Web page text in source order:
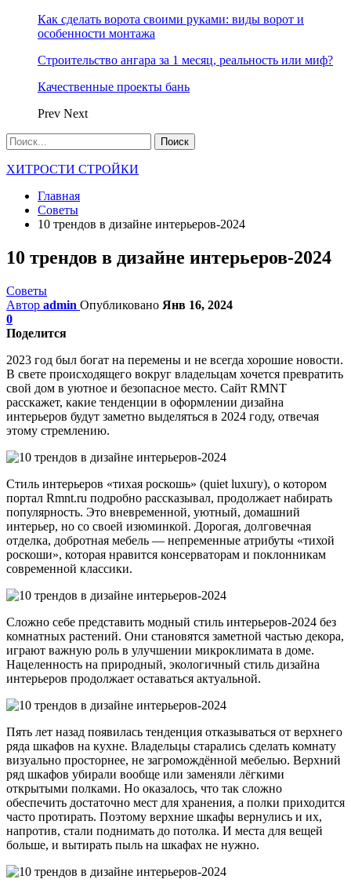
Как сделать ворота своими руками: виды ворот и
особенности монтажа
Строительство ангара за 1 месяц, реальность или миф?
Качественные проекты бань
Prev Next
ХИТРОСТИ СТРОЙКИ
Главная
Советы
10 трендов в дизайне интерьеров-2024
10 трендов в дизайне интерьеров-2024
Советы
Автор admin Опубликовано Янв 16, 2024
0
Поделится
2023 год был богат на перемены и не всегда хорошие новости.
В свете происходящего вокруг владельцам хочется превратить
свой дом в уютное и безопасное место. Сайт RMNT
расскажет, какие тенденции в оформлении дизайна
интерьеров будут заметно выделяться в 2024 году, отвечая
этому стремлению.
Стиль интерьеров «тихая роскошь» (quiet luxury), о котором
портал Rmnt.ru подробно рассказывал, продолжает набирать
популярность. Это вневременной, уютный, домашний
интерьер, но со своей изюминкой. Дорогая, долговечная
отделка, добротная мебель — непременные атрибуты «тихой
роскоши», которая нравится консерваторам и поклонникам
современной классики.
Сложно себе представить модный стиль интерьеров-2024 без
комнатных растений. Они становятся заметной частью декора,
играют важную роль в улучшении микроклимата в доме.
Нацеленность на природный, экологичный стиль дизайна
интерьеров продолжает оставаться актуальной.
Пять лет назад появилась тенденция отказываться от верхнего
ряда шкафов на кухне. Владельцы старались сделать комнату
визуально просторнее, не загромождённой мебелью. Верхний
ряд шкафов убирали вообще или заменяли лёгкими
открытыми полками. Но оказалось, что так сложно
обеспечить достаточно мест для хранения, а полки приходится
часто протирать. Поэтому верхние шкафы вернулись и их,
напротив, стали поднимать до потолка. И места для вещей
больше, и вытирать пыль на шкафах не нужно.